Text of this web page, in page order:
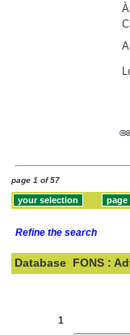
page 1 of 57
Refine the search
Database FONS :
1